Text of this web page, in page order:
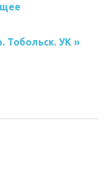
Тобольск. УК »